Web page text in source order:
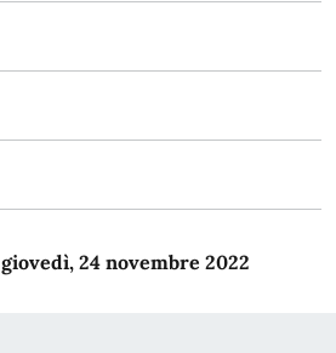
giovedì, 24 novembre 2022